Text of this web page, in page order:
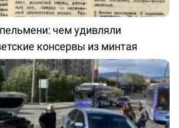
чем удивляли
консервы из минтая